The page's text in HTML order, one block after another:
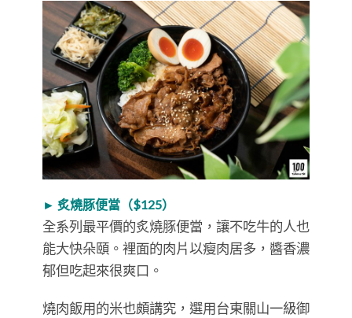
► 炙燒豚便當（$125）
全系列最平價的炙燒豚便當，讓不吃牛的人也
能大快朵頤。裡面的肉片以瘦肉居多，醬香濃
郁但吃起來很爽口。
燒肉飯用的米也頗講究，選用台東關山一級御